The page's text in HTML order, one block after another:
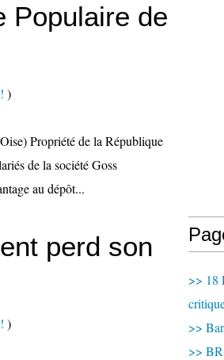
Populaire de
)
Propriété de la République
de la société Goss
au dépôt...
perd son
)
>> 18
>>
>>